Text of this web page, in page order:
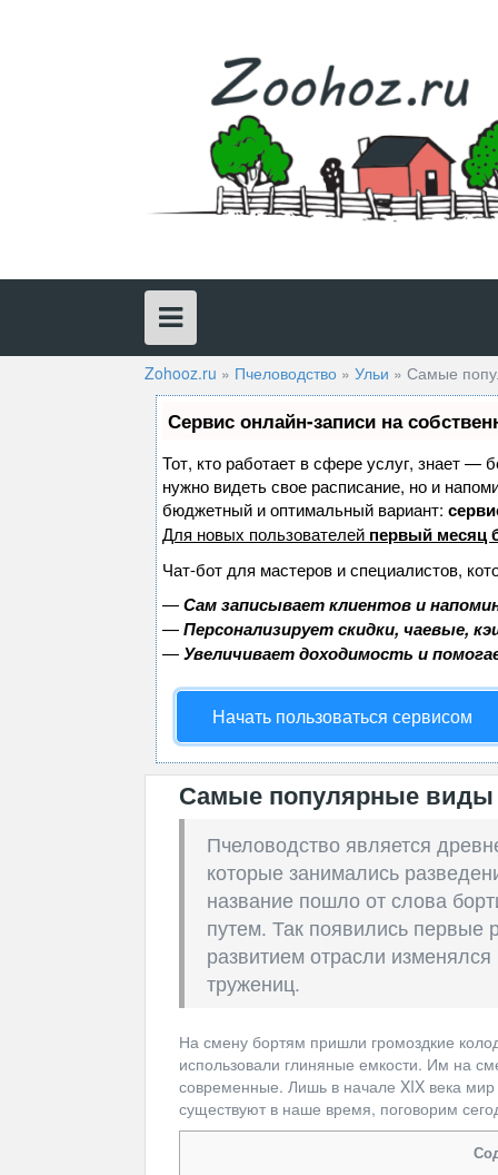
Zohooz.ru » Пчеловодство » Ульи » Самые
Сервис онлайн-записи на
Тот, кто работает в сфере услуг, знает —
нужно видеть свое расписание, но и
бюджетный и оптимальный вариант:
Для новых пользователей первый месяц
Чат-бот для мастеров и специалистов,
—Сам записывает клиентов и
—Персонализирует скидки, чаевые,
—Увеличивает доходимость и
Начать пользоваться сервисом
Самые популярные виды
Пчеловодство является
которые занимались
название пошло от слова
путем. Так появились
развитием отрасли
тружениц.
На смену бортям пришли громоздкие
использовали глиняные емкости. Им на
современные. Лишь в начале XIX века
существуют в наше время, поговорим